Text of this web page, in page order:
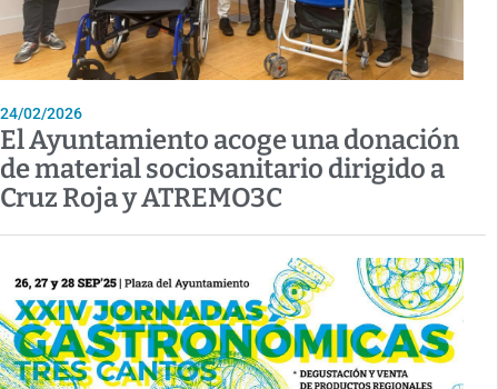
24/02/2026
El Ayuntamiento acoge una donación
de material sociosanitario dirigido a
Cruz Roja y ATREMO3C